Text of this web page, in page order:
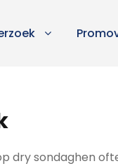
dry sondaghen